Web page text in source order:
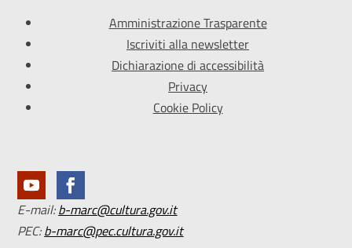
Amministrazione Trasparente
Iscriviti alla newsletter
Dichiarazione di accessibilità
Privacy
Cookie Policy
E-mail:b-marc@cultura.gov.it
PEC:b-marc@pec.cultura.gov.it